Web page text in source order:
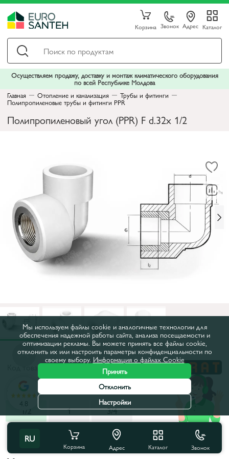
Корзина Звонок Адрес Каталог
Осуществляем продажу, доставку и монтаж климатического оборудования
по всей Республике Молдова
Главная
Отопление и канализация Трубы и фитинги
Полипропиленовые трубы и фитинги PPR
Полипропиленовый угол (PPR) F d.32x 1/2
Код товара:15410
Диаметр, дюйм:
1
3/4
Все характеристики
RU
Корзина Адрес Каталог Звонок
4.8
Мы используем файлы cookie и аналогичные технологии для
обеспечения надежной работы сайта, анализа посещаемости и
оптимизации рекламы. Вы можете принять все файлы cookie,
отклонить их или настроить параметры конфиденциальности по
своему выбору. Информация о файлах Cookie
Принять
Отклонить
Настройки